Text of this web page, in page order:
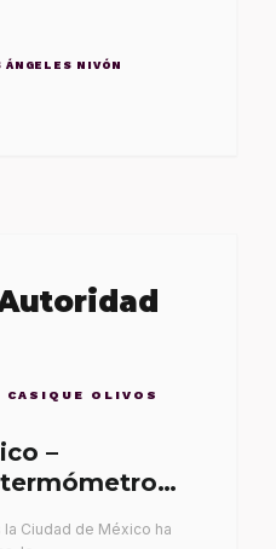
ÁNGELES NIVÓN
CASIQUE OLIVOS
–
Ciudad de México ha